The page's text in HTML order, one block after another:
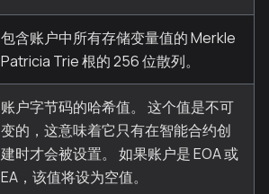
包含账户中所有存储变量值的 Merkle
Patricia Trie 根的 256 位散列。
账户字节码的哈希值。 这个值是不可
变的，这意味着它只有在智能合约创
建时才会被设置。 如果账户是 EOA 或
EA，该值将设为空值。